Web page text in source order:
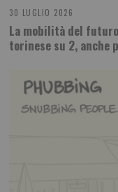
30 LUGLIO 2026
La mobilità del
torinese su 2, anche